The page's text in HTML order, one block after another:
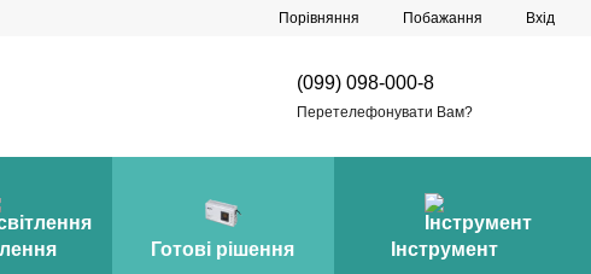
Порівняння Побажання Вхід
(099) 098-000-8
Перетелефонувати Вам?
Готові рішення Інструмент